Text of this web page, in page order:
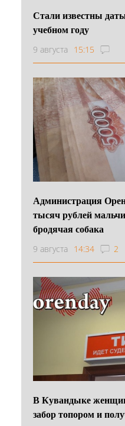
Стали известны
учебном году
9 августа 15:15
Администрация
тысяч рублей
бродячая собака
9 августа 14:34 2
В Кувандыке
забор топором и